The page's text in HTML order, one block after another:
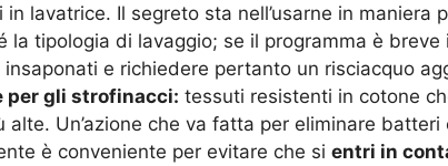
lavatrice. Il segreto sta nell’usarne in maniera
la tipologia di lavaggio; se il programma è
e richiedere pertanto un risciacquo
per gli strofinacci: tessuti resistenti in cotone
alte. Un’azione che va fatta per eliminare
è conveniente per evitare che si entri in